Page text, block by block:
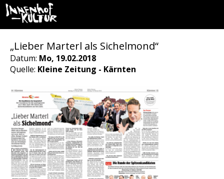
„Lieber Marterl als Sichelmond“
Datum: Mo, 19.02.2018
Quelle: Kleine Zeitung - Kärnten